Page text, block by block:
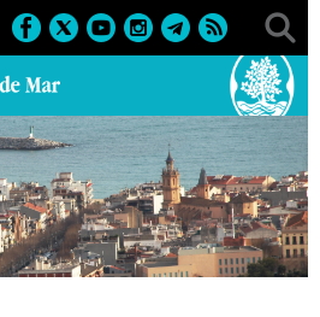
> Agenda > 24-05-2010